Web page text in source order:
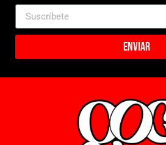
Enviar